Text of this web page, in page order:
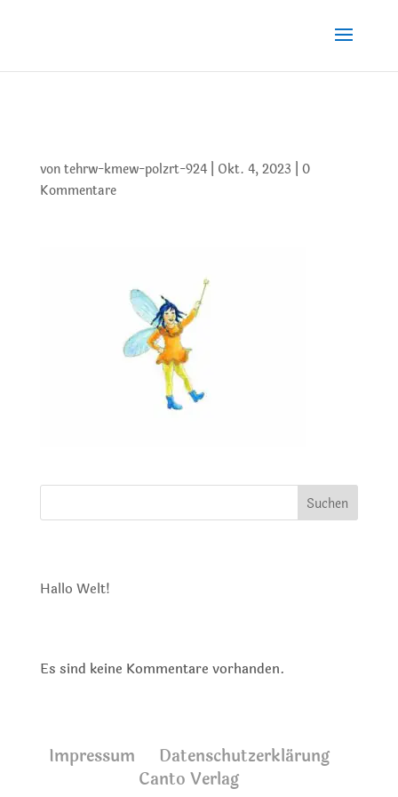
vontehrw-kmew-polzrt-924| Okt. 4, 2023
0
Kommentare
Suchen
Hallo Welt!
Es sind keine Kommentare vorhanden.
Impressum
Datenschutzerklärung
Canto Verlag